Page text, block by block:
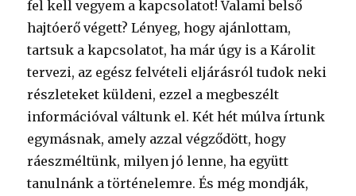
fel kell vegyem a kapcsolatot! Valami belső
hajtóerő végett? Lényeg, hogy ajánlottam,
tartsuk a kapcsolatot, ha már úgy is a Károlit
tervezi, az egész felvételi eljárásról tudok neki
részleteket küldeni, ezzel a megbeszélt
információval váltunk el. Két hét múlva írtunk
egymásnak, amely azzal végződött, hogy
ráeszméltünk, milyen jó lenne, ha együtt
tanulnánk a történelemre. És még mondják,